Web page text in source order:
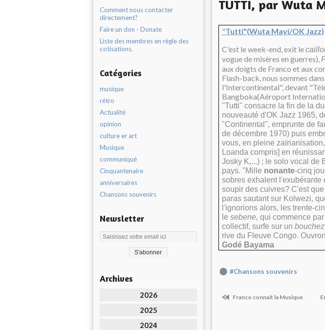
Comment nous contacter
directement?
Faire un don - Donate
Liste des membres en règle des
cotisations.
Catégories
musique
rétro
Actualité
opinion
culture er art
Musique
communiqué
Cinquantenaire
anniversaires
Chansons souvenirs
Newsletter
Archives
2026
2025
2024
TUTTI, par Wuta
"Tutti"(Wuta Mayi/OK Jazz)
C'est le week-end, exit le
vogue de misères en guerres),
aux doigts de Franco et aux
Flash-back, nous sommes
l'Intercontinental", devant
Bangboka(Aéroport
"Tutti" consacre la fin de la
nouveauté d'OK Jazz 1965,
"Continental", emprunte de
de décembre 1970) puis
vous, en pleine
Loanda compris] en
Josky K,...) ; le solo vocal de
pays. "Mille nonante-cinq
sobres exhalent
soupir des cuivres? C'est
paras sautant sur Kolwezi,
l'ignorions alors, les trente-
le sebene, qui commence
collectif, surfe sur un bouchez
rive du Fleuve Congo.
Godé Bayama
#Chansons souvenirs
Franco connait la Musique